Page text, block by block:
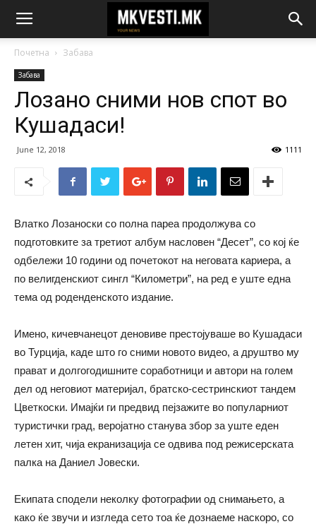
Почетна Забава
Забава
Лозано сними нов спот во
Кушадаси!
June 12, 2018 1111
Влатко Лозаноски со полна пареа продолжува со
подготовките за третиот албум насловен “Десет”, со кој ќе
одбележи 10 години од почетокот на неговата кариера, а
по велигденскиот сингл “Километри”, на ред е уште една
тема од роденденското издание.
Имено, кичевчанецот деновиве престојуваше во Кушадаси
во Турција, каде што го сними новото видео, а друштво му
прават и долгогодишните соработници и автори на голем
дел од неговиот материјал, братско-сестринскиот тандем
Цветкоски. Имајќи ги предвид пејзажите во популарниот
туристички град, веројатно станува збор за уште еден
летен хит, чија екранизација се одвива под режисерската
палка на Даниел Јовески.
Екипата сподели неколку фотографии од снимањето, а
како ќе звучи и изгледа сето тоа ќе дознаеме наскоро, со